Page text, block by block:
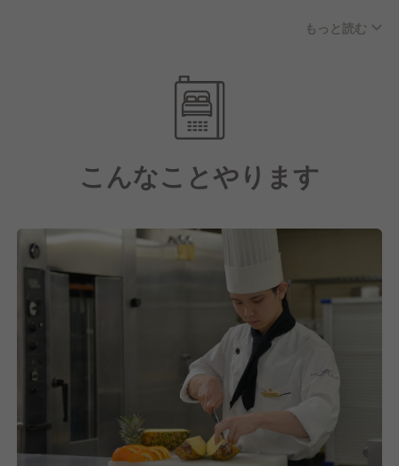
休暇制度が充実しているのが特徴で、夏季休暇は4日
間、冬季休暇は5日間を設けています。
有給休暇を含め、年間で計119日～最大120日休み！
そのためプライベートの時間を大切にできる環境で
もっと読む
こんなことやります